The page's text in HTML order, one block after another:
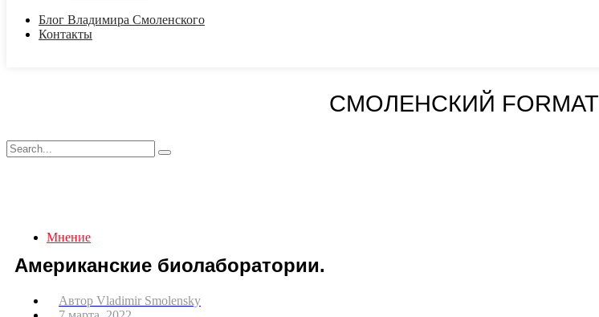
Блог Владимира Смоленского
Контакты
СМОЛЕНСКИЙ FORMAT
Мнение
Американские биолаборатории.
Автор Vladimir Smolensky